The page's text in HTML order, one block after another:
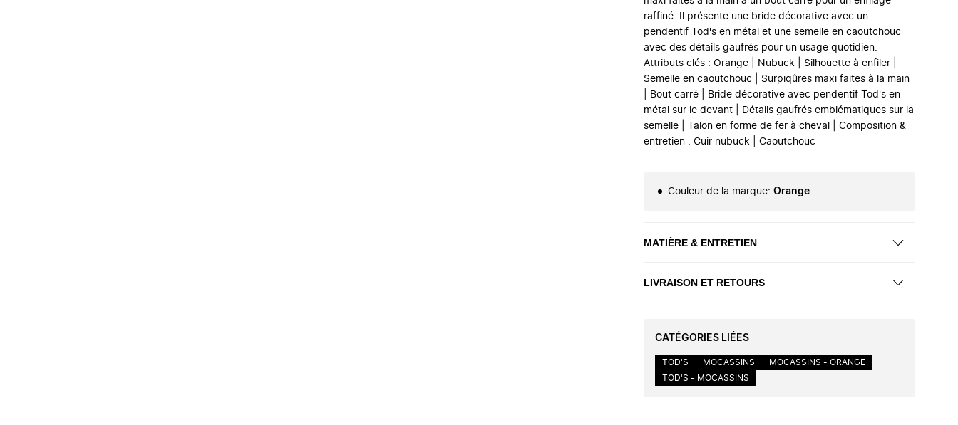
raffiné. Il présente une bride décorative avec un
pendentif Tod's en métal et une semelle en caoutchouc
avec des détails gaufrés pour un usage quotidien.
Attributs clés : Orange | Nubuck | Silhouette à enfiler |
Semelle en caoutchouc | Surpiqûres maxi faites à la main
| Bout carré | Bride décorative avec pendentif Tod's en
métal sur le devant | Détails gaufrés emblématiques sur la
semelle | Talon en forme de fer à cheval | Composition &
entretien : Cuir nubuck | Caoutchouc
Couleur de la marque: Orange
MATIÈRE & ENTRETIEN
LIVRAISON ET RETOURS
CATÉGORIES LIÉES
TOD'S MOCASSINS
MOCASSINS - ORANGE
TOD'S - MOCASSINS